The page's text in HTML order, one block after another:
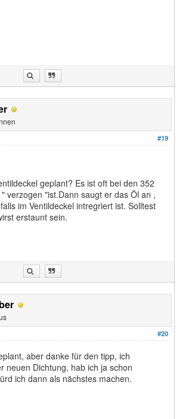
#19
geplant? Es ist oft bei den 352
verzogen "ist.Dann saugt er das Öl an ,
im Ventildeckel intregriert ist. Solltest
erstaunt sein.
#20
aber danke für den tipp, ich
neuen Dichtung, hab ich ja schon
ich dann als nächstes machen.